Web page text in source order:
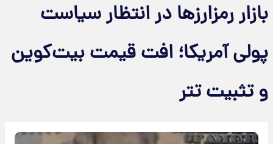
بازار رمزارزها در انتظار سیاست
پولی آمریکا؛ افت قیمت بیت‌کوین
و تثبیت تتر